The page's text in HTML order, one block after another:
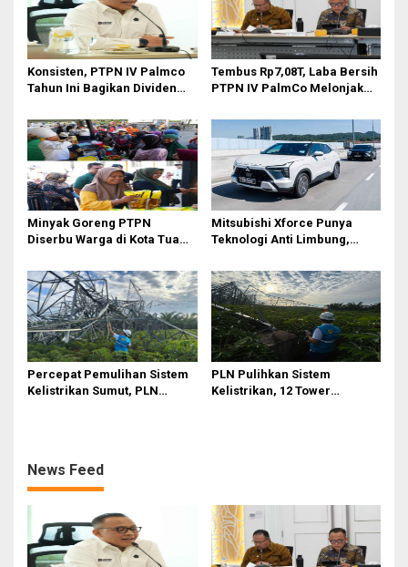
Konsisten, PTPN IV Palmco
Tahun Ini Bagikan Dividen
Tembus Rp7,08T, Laba Bersih
PTPN IV PalmCo Melonjak
Ditopang Produksi dan
Efisiensi
Minyak Goreng PTPN
Diserbu Warga di Kota Tua
Mitsubishi Xforce Punya
Teknologi Anti Limbung,
Percepat Pemulihan Sistem
Kelistrikan Sumut, PLN
PLN Pulihkan Sistem
Kelistrikan, 12 Tower
News Feed